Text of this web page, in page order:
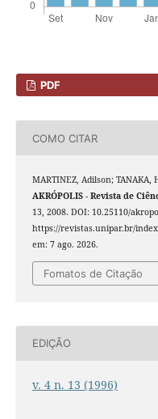
PDF
COMO CITAR
MARTINEZ, Adilson;
AKRÓPOLIS - Revista de
13, 2008. DOI: 10.25110/
https://revistas.unipar.br/
em: 7 ago. 2026.
Fomatos de Citação
EDIÇÃO
v. 4 n. 13 (1996)